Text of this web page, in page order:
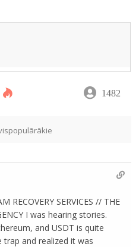
1482
RECOVERY SERVICES // THE
I was hearing stories.
and USDT is quite
and realized it was